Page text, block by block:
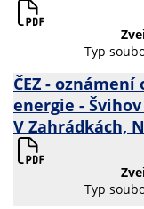
Typ
ČEZ -
energie -
V Zahrádkách,
Typ